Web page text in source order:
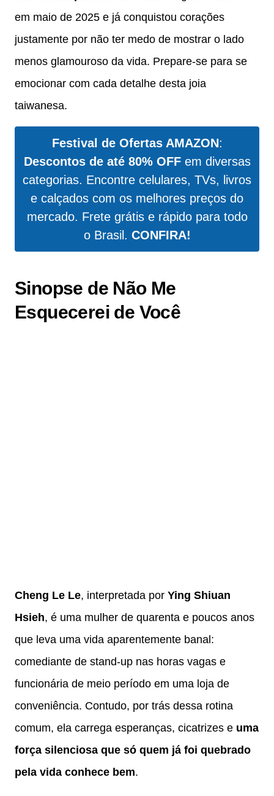
em maio de 2025 e já conquistou corações
justamente por não ter medo de mostrar o lado
menos glamouroso da vida. Prepare-se para se
emocionar com cada detalhe desta joia
taiwanesa.
Festival de Ofertas AMAZON:
Descontos de até 80% OFFem diversas
categorias. Encontre celulares, TVs, livros
e calçados com os melhores preços do
mercado. Frete grátis e rápido para todo
o Brasil. CONFIRA!
Sinopse de Não Me
Esquecerei de Você
Cheng Le Le, interpretada por Ying Shiuan
Hsieh, é uma mulher de quarenta e poucos anos
que leva uma vida aparentemente banal:
comediante de stand-up nas horas vagas e
funcionária de meio período em uma loja de
conveniência. Contudo, por trás dessa rotina
comum, ela carrega esperanças, cicatrizes e uma
força silenciosa que só quem já foi quebrado
pela vida conhece bem.